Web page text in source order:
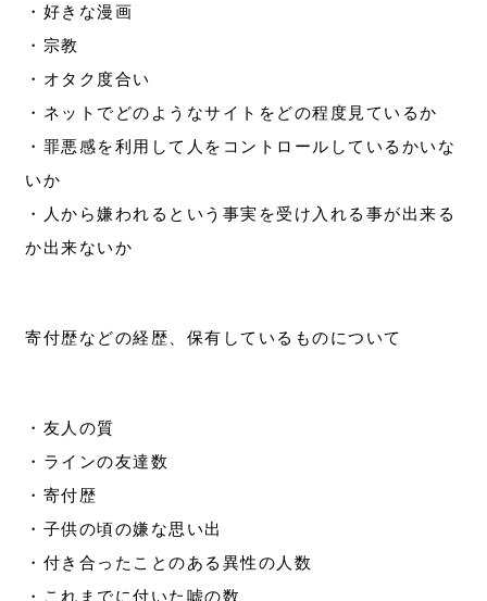
・好きな漫画
・宗教
・オタク度合い
・ネットでどのようなサイトをどの程度見ているか
・罪悪感を利用して人をコントロールしているかいな
いか
・人から嫌われるという事実を受け入れる事が出来る
か出来ないか
寄付歴などの経歴、保有しているものについて
・友人の質
・ラインの友達数
・寄付歴
・子供の頃の嫌な思い出
・付き合ったことのある異性の人数
・これまでに付いた嘘の数